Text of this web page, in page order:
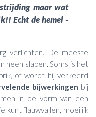
maar wat
Echt de hemel -
verlichten. De meeste
heen slapen. Soms is het
of wordt hij verkeerd
bijwerkingen bij
in de vorm van een
kunt flauwvallen, moeilijk